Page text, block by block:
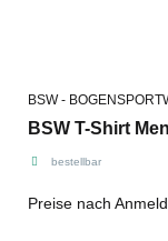
BSW -
BSW T-Shirt
bestellbar
Preise nach